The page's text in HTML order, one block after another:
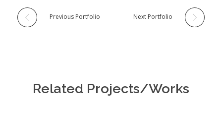
Previous Portfolio Next Portfolio
Related Projects/Works